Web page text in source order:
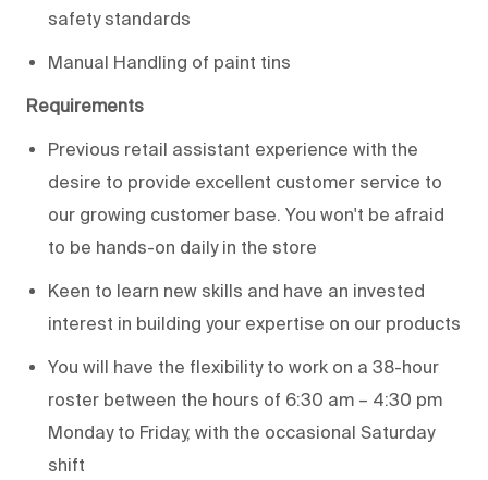
safety standards
Manual Handling of paint tins
Requirements
Previous retail assistant experience with the
desire to provide excellent customer service to
our growing customer base. You won't be afraid
to be hands-on daily in the store
Keen to learn new skills and have an invested
interest in building your expertise on our products
You will have the flexibility to work on a 38-hour
roster between the hours of 6:30 am – 4:30 pm
Monday to Friday, with the occasional Saturday
shift